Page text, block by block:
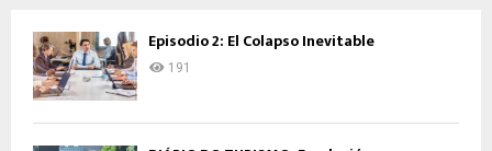
Episodio 2: El Colapso Inevitable
191